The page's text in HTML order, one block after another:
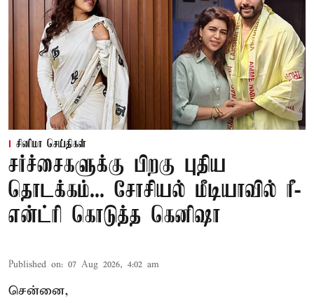
சினிமா செய்திகள்
சர்ச்சைகளுக்கு பிறகு புதிய
தொடக்கம்... சோசியல் மீடியாவில் ரீ-
என்ட்ரி கொடுத்த கெனிஷா
Published on: 07 Aug 2026, 4:02 am
சென்னை,